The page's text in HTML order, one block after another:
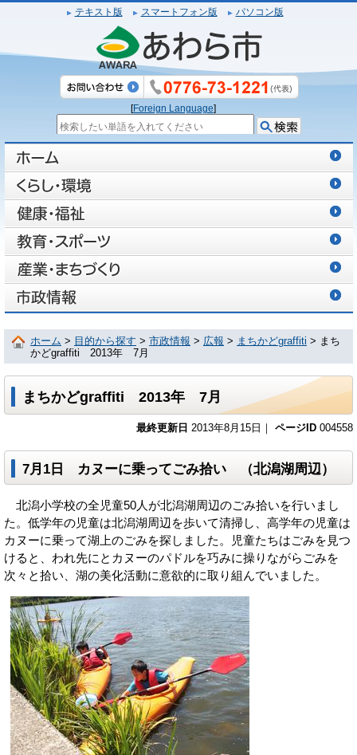
テキスト版 スマートフォン版 パソコン版
[Foreign Language]
ホーム > 目的から探す > 市政情報 > 広報 > まちかどgraffiti > まち
かどgraffiti 2013年 7月
まちかどgraffiti 2013年 7月
最終更新日 2013年8月15日｜ ページID 004558
7月1日 カヌーに乗ってごみ拾い （北潟湖周辺）
北潟小学校の全児童50人が北潟湖周辺のごみ拾いを行いまし
た。低学年の児童は北潟湖周辺を歩いて清掃し、高学年の児童は
カヌーに乗って湖上のごみを探しました。児童たちはごみを見つ
けると、われ先にとカヌーのパドルを巧みに操りながらごみを
次々と拾い、湖の美化活動に意欲的に取り組んでいました。